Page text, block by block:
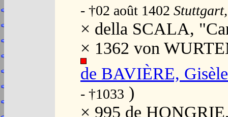
- †02 août 1402
× della SCALA,
× 1362 von
de BAVIÈRE, Gisèle
- †1033 )
× 995 de